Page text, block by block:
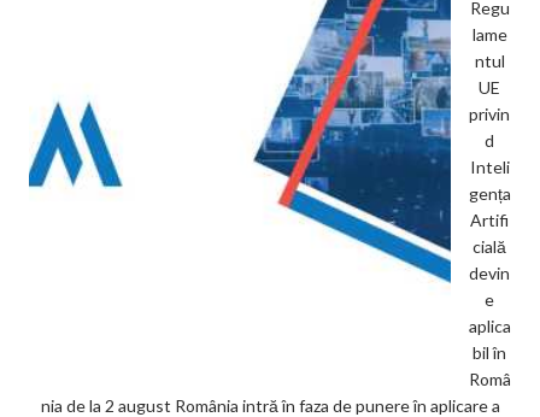
Regu
lame
ntul
UE
privin
d
Inteli
gența
Artifi
cială
devin
e
aplica
bil în
Româ
nia de la 2 august România intră în faza de punere în aplicare a